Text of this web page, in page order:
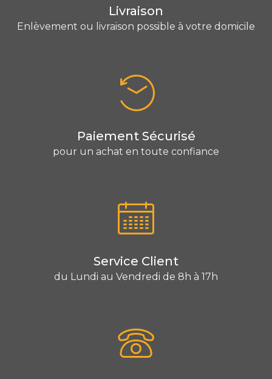
Livraison
Enlèvement ou livraison possible à votre domicile
Paiement Sécurisé
pour un achat en toute confiance
Service Client
du Lundi au Vendredi de 8h à 17h